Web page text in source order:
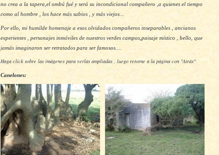
no crea a la tapera,el ombú fué y será su incondicional compañero ,a quienes el tiempo
como al hombre , los hace más sabios , y más viejos...
Por ello, mi humilde homenaje a esos olvidados compañeros inseparables , ancianos
experientes ,
personajes inmóviles de nuestros verdes campos,paisaje místico , bello, que
jamás imaginaron ser retratados para ser famosos....
Haga click sobre las imágenes para verlas ampliadas , luego retorne a la página con "Atrás"
Canelones: